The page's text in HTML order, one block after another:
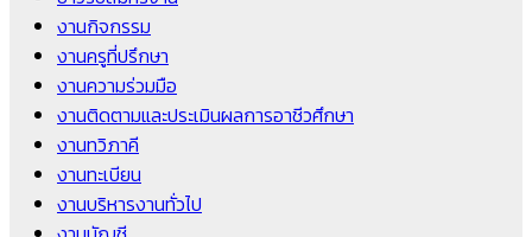
งานกิจกรรม
งานครูที่ปรึกษา
งานความร่วมมือ
งานติดตามและประเมินผลการอาชีวศึกษา
งานทวิภาคี
งานทะเบียน
งานบริหารงานทั่วไป